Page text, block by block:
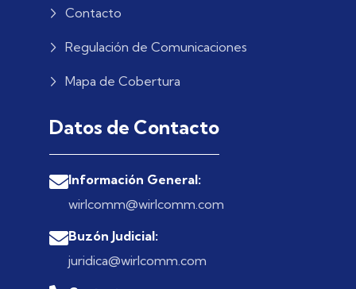
Contacto
Regulación de Comunicaciones
Mapa de Cobertura
Datos de Contacto
Información General:
wirlcomm@wirlcomm.com
Buzón Judicial:
juridica@wirlcomm.com